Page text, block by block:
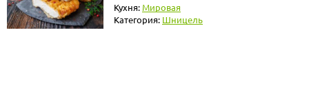
Кухня: Мировая
Категория: Шницель